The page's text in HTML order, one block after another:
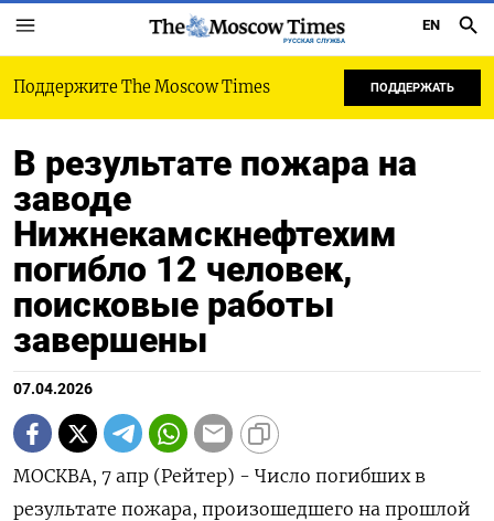
РУССКАЯ СЛУЖБА
EN
Поддержите The Moscow Times ПОДДЕРЖАТЬ
В результате пожара на
заводе
Нижнекамскнефтехим
погибло 12 человек,
поисковые работы
завершены
07.04.2026
МОСКВА, 7 апр (Рейтер) - Число погибших в
результате пожара, произошедшего ‌на прошлой